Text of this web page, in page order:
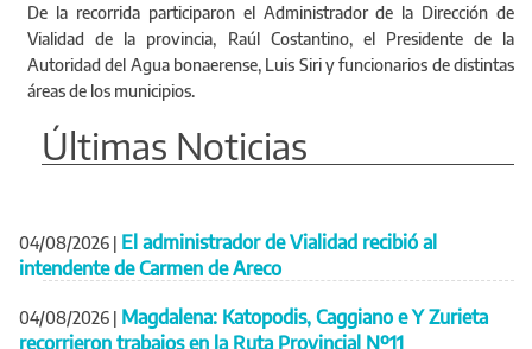
De la recorrida participaron el Administrador de la Dirección de
Vialidad de la provincia, Raúl Costantino, el Presidente de la
Autoridad del Agua bonaerense, Luis Siri y funcionarios de distintas
áreas de los municipios.
Últimas Noticias
04/08/2026 | El administrador de Vialidad recibió al
intendente de Carmen de Areco
04/08/2026 | Magdalena: Katopodis, Caggiano e Y Zurieta
recorrieron trabajos en la Ruta Provincial Nº11